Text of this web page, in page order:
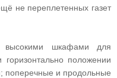
не переплетенных газет
высокими шкафами для
положении
поперечные и продольные